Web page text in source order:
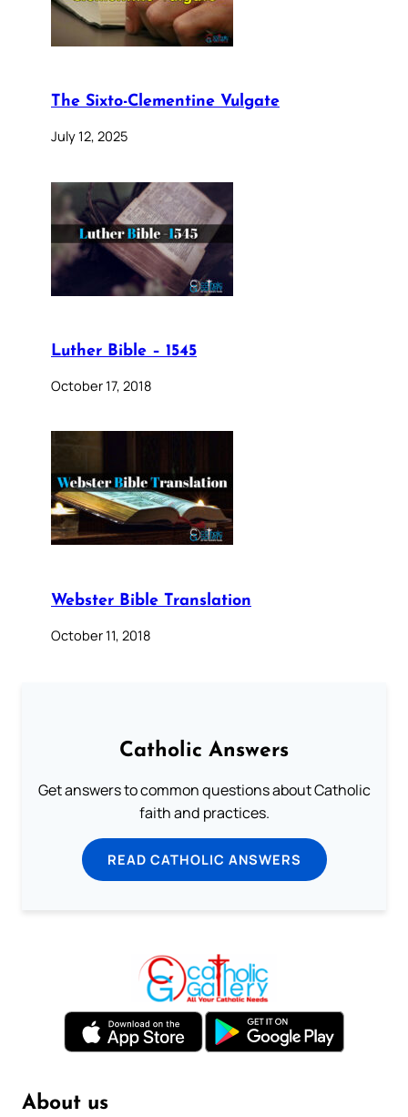
The Sixto-Clementine Vulgate
July 12, 2025
Luther Bible – 1545
October 17, 2018
Webster Bible Translation
October 11, 2018
Catholic Answers
Get answers to common questions about Catholic
faith and practices.
READ CATHOLIC ANSWERS
About us